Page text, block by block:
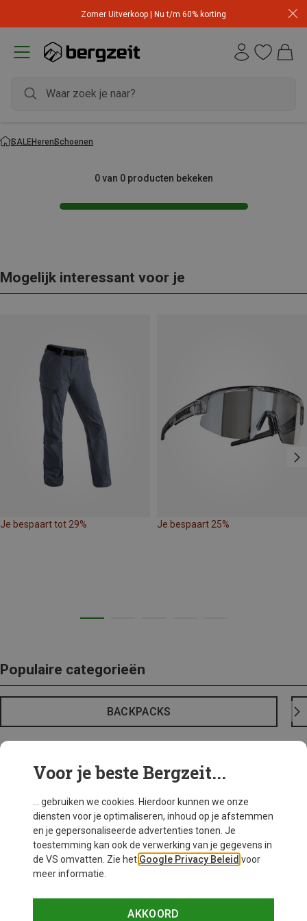
Zomer Uitverkoop | Nu t/m 60% korting
SALEHerenSchoenen
0 van 0 producten bekeken
Mogelijk interessant voor je
Je bespaart tot 29% Je bespaart 25%
Populaire categorieën
BACKPACKS
Voor je beste Bergzeit...
... gebruiken we cookies. Hierdoor kunnen we onze
diensten voor je optimaliseren, inhoud op je afstemmen
en je gepersonaliseerde advertenties tonen. Je
toestemming kan ook de verwerking van je gegevens in
de VS omvatten. Zie het Google Privacy Beleid voor
meer informatie.
AKKOORD